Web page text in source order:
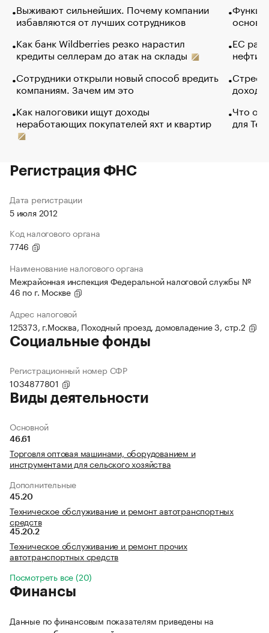
Выживают сильнейших. Почему компании
избавляются от лучших сотрудников
Как банк Wildberries резко нарастил
кредиты селлерам до атак на склады
Сотрудники открыли новый способ вредить
компаниям. Зачем им это
Как налоговики ищут доходы
неработающих покупателей яхт и квартир
основ
ЕС
нефти
Что
для
Регистрация ФНС
Дата регистрации
5 июля 2012
Код налогового органа
7746
Наименование налогового органа
Межрайонная инспекция Федеральной налоговой службы №
46 по г. Москве
Адрес налоговой
125373, г.Москва, Походный проезд, домовладение 3, стр.2
Социальные фонды
Регистрационный номер СФР
1034877801
Виды деятельности
Основной
46.61
Торговля оптовая машинами, оборудованием и
инструментами для сельского хозяйства
Дополнительные
45.20
Техническое обслуживание и ремонт автотранспортных
средств
45.20.2
Техническое обслуживание и ремонт прочих
автотранспортных средств
Посмотреть все (20)
Финансы
Данные по финансовым показателям приведены на